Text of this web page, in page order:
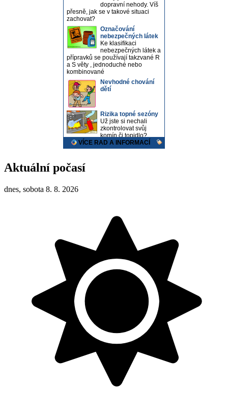
Aktuální počasí
dnes, sobota 8. 8. 2026